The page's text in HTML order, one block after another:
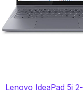
Lenovo IdeaPad 5i